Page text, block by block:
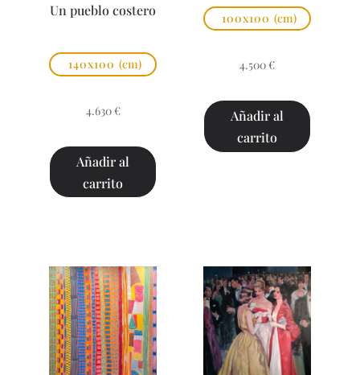
Un pueblo costero
140x100 (cm)
4.630 €
Añadir al
carrito
100x100 (cm)
4.500 €
Añadir al
carrito